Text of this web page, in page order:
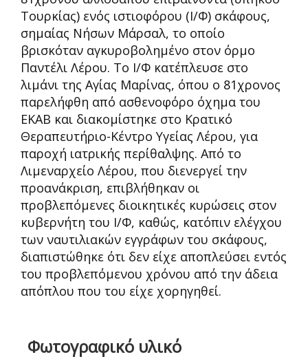
Τουρκίας) ενός ιστιοφόρου (Ι/Φ) σκάφους,
σημαίας Νήσων Μάρσαλ, το οποίο
βρισκόταν αγκυροβολημένο στον όρμο
Παντέλι Λέρου. Το Ι/Φ κατέπλευσε στο
λιμάνι της Αγίας Μαρίνας, όπου ο 81χρονος
παρελήφθη από ασθενοφόρο όχημα του
ΕΚΑΒ και διακομίστηκε στο Κρατικό
Θεραπευτήριο-Κέντρο Υγείας Λέρου, για
παροχή ιατρικής περίθαλψης. Από το
Λιμεναρχείο Λέρου, που διενεργεί την
προανάκριση, επιβλήθηκαν οι
προβλεπόμενες διοικητικές κυρώσεις στον
κυβερνήτη του Ι/Φ, καθώς, κατόπιν ελέγχου
των ναυτιλιακών εγγράφων του σκάφους,
διαπιστώθηκε ότι δεν είχε αποπλεύσει εντός
του προβλεπόμενου χρόνου από την άδεια
απόπλου που του είχε χορηγηθεί.
Φωτογραφικό υλικό